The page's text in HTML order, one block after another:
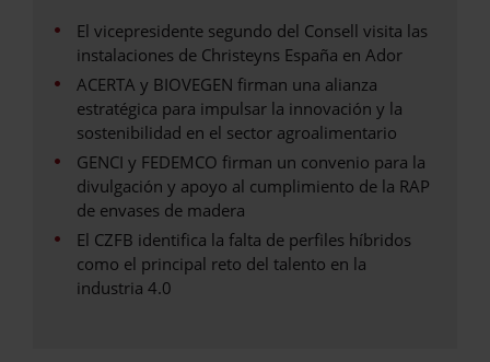
El vicepresidente segundo del Consell visita las
instalaciones de Christeyns España en Ador
ACERTA y BIOVEGEN firman una alianza
estratégica para impulsar la innovación y la
sostenibilidad en el sector agroalimentario
GENCI y FEDEMCO firman un convenio para la
divulgación y apoyo al cumplimiento de la RAP
de envases de madera
El CZFB identifica la falta de perfiles híbridos
como el principal reto del talento en la
industria 4.0